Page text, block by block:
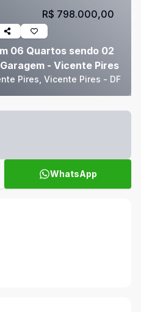
06 Quartos sendo 02
- Vicente Pires
Pires, Vicente Pires - DF
R$ 798.000,00
WhatsApp